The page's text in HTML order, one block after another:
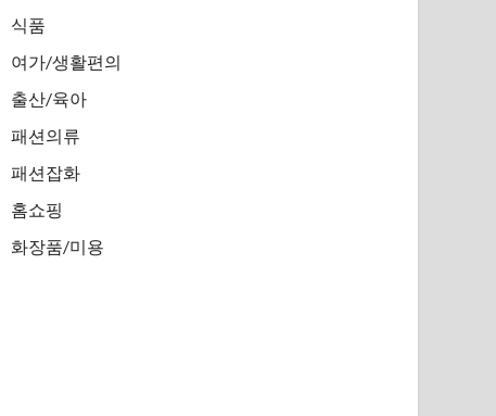
식품
여가/생활편의
출산/육아
패션의류
패션잡화
홈쇼핑
화장품/미용